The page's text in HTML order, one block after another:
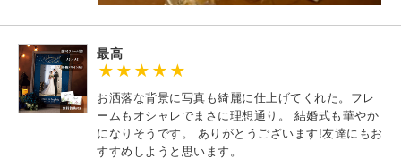
最高
お洒落な背景に写真も綺麗に仕上げてくれた。フレ
ームもオシャレでまさに理想通り。 結婚式も華やか
になりそうです。 ありがとうございます!友達にもお
すすめしようと思います。